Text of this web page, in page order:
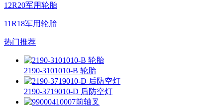
12R20军用轮胎
11R18军用轮胎
热门推荐
2190-3101010-B 轮胎
2190-3719010-D 后防空灯